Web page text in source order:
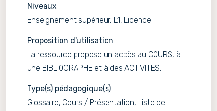
Niveaux
Enseignement supérieur, L1, Licence
Proposition d'utilisation
La ressource propose un accès au COURS, à
une BIBLIOGRAPHE et à des ACTIVITES.
Type(s) pédagogique(s)
Glossaire, Cours / Présentation, Liste de